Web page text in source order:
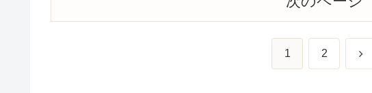
1 2 次